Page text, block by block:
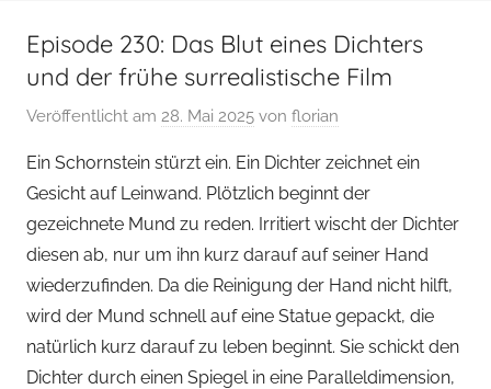
Episode 230: Das Blut eines Dichters
und der frühe surrealistische Film
Veröffentlicht am 28. Mai 2025 von florian
Ein Schornstein stürzt ein. Ein Dichter zeichnet ein
Gesicht auf Leinwand. Plötzlich beginnt der
gezeichnete Mund zu reden. Irritiert wischt der Dichter
diesen ab, nur um ihn kurz darauf auf seiner Hand
wiederzufinden. Da die Reinigung der Hand nicht hilft,
wird der Mund schnell auf eine Statue gepackt, die
natürlich kurz darauf zu leben beginnt. Sie schickt den
Dichter durch einen Spiegel in eine Paralleldimension,